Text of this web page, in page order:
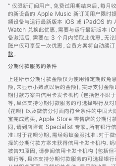
⁺ 仅限新订阅用户。免费试用期结束后，每
的新设备的 Apple Music 新订阅用户限时提
频设备与运行最新版本 iOS 或 iPadOS 的
Watch 兑换此优惠，需要与运行最新版本
备激活后，需要在 3 个月内领取此优惠。无
账户仅可享受一次优惠。会员方案将自动续
款。
窗
口
中
打
开)
分期付款服务的条件
上述所示分期付款金额仅为使用特定期数
额，未显示小数点以后的金额)，实际支付金
期付款方案由信用卡发卡机构 (包括但不限
等，具体支持分期付款服务的可选择银行及
(花呗) 以及微信分付面向符合条件的中国大
宝完成购买。Apple Store 零售店的分期
同，请到店咨询 Specialist 专家。所有银行
准；对于花呗分期，需经蚂蚁金服批准；对于
择的分期付款方案未获得信用卡发卡机构、
被告知原因。请参阅信用卡发卡机构 (包括但
银行等，具体支持分期付款服务的可选择银